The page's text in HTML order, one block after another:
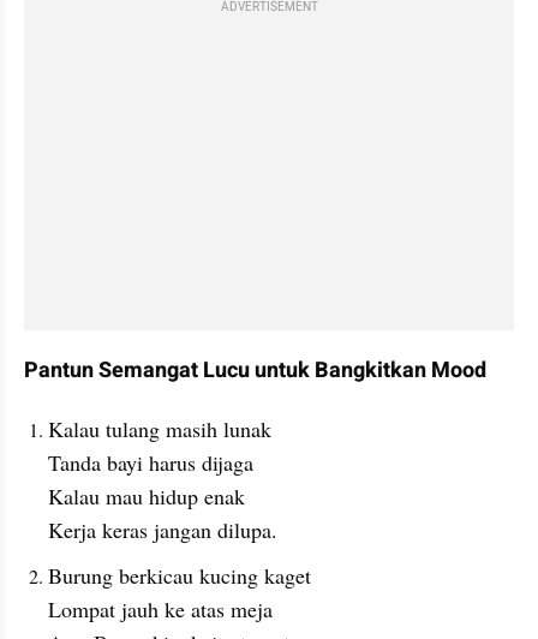
ADVERTISEMENT
Pantun Semangat Lucu untuk Bangkitkan Mood
Kalau tulang masih lunak
Tanda bayi harus dijaga
Kalau mau hidup enak
Kerja keras jangan dilupa.
Burung berkicau kucing kaget
Lompat jauh ke atas meja